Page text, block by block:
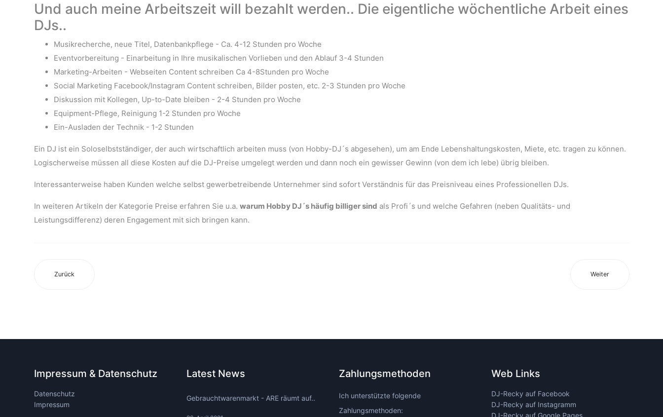
Und auch meine Arbeitszeit will bezahlt werden.. Die eigentliche wöchentliche Arbeit eines
DJs..
Musikrecherche, neue Titel, Datenbankpflege - Ca. 4-12 Stunden pro Woche
Eventvorbereitung - Einarbeitung in Ihre musikalischen Vorlieben und den Ablauf 3-4 Stunden
Marketing-Arbeiten - Webseiten Content schreiben Ca 4-8Stunden pro Woche
Social Marketing Facebook/Instagram Content schreiben, Bilder posten, etc. 2-3 Stunden pro Woche
Diskussion mit Kollegen, Up-to-Date bleiben - 2-4 Stunden pro Woche
Equipment-Pflege, Reinigung 1-2 Stunden pro Woche
Ein-Ausladen der Technik - 1-2 Stunden
Ein DJ ist ein Soloselbstständiger, der auch wirtschaftlich arbeiten muss (von Hobby-DJ´s abgesehen), um am Ende Lebenshaltungskosten, Miete, etc. tragen zu können.
Logischerweise müssen all diese Kosten auf die DJ-Preise umgelegt werden und dann noch ein gewisser Gewinn (von dem ich lebe) übrig bleiben.
Interessanterweise haben Kunden welche selbst gewerbetreibende Unternehmer sind sofort Verständnis für das Preisniveau eines Professionellen DJs.
In weiteren Artikeln der Kategorie Preise erfahren Sie u.a. warum Hobby DJ´s häufig billiger sind als Profi´s und welche Gefahren (neben Qualitäts- und
Leistungsdifferenz) deren Engagement mit sich bringen kann.
Zurück Weiter
Impressum & Datenschutz
Datenschutz
Impressum
Latest News
Gebrauchtwarenmarkt - ARE räumt auf..
Zahlungsmethoden
Ich unterstützte folgende
Zahlungsmethoden:
Web Links
DJ-Recky auf Facebook
DJ-Recky auf Instagramm
DJ-Recky auf Google Pages